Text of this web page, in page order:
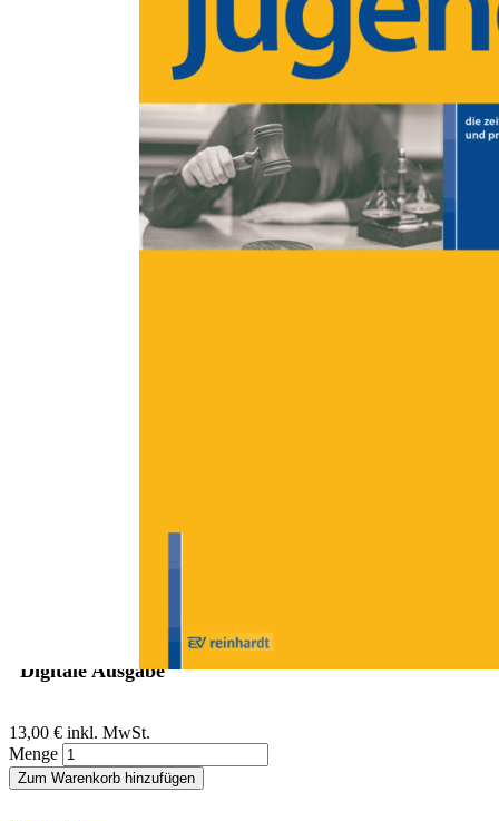
sind gleich, manche sind
Digitale Ausgabe
13,00 € inkl. MwSt.
Menge
Zum Warenkorb hinzufügen